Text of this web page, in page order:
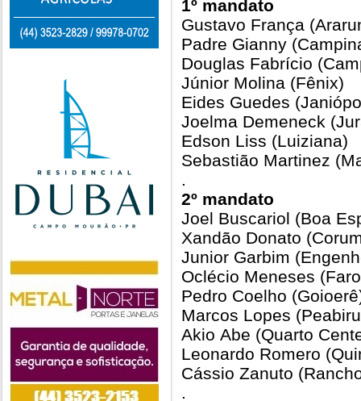
1º mandato
Gustavo França
Padre Gianny
Douglas Fabrício
Júnior Molina (Fênix)
Eides Guedes
Joelma Demeneck
Edson Liss (Luiziana)
Sebastião Martinez
2º mandato
Joel Buscariol (Boa
Xandão Donato
Junior Garbim
Oclécio Meneses
Pedro Coelho
Marcos Lopes
Akio Abe (Quarto
Leonardo Romero
Cássio Zanuto